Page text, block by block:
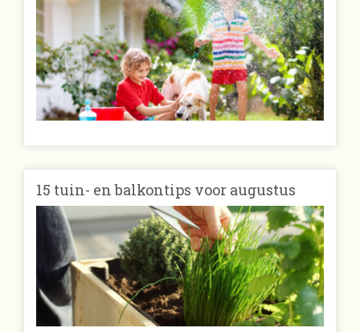
15 tuin- en balkontips voor augustus